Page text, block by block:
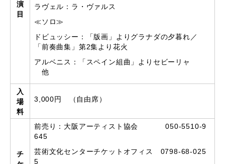
演
目
ラヴェル：ラ・ヴァルス
≪ソロ≫
ドビュッシー：「版画」よりグラナダの夕暮れ／
「前奏曲集」第2集より花火
アルベニス：「スペイン組曲」よりセビーリャ
他
入
場
料
3,000円 （自由席）
チ
前売り：大阪アーティスト協会 050-5510-9
645
芸術文化センターチケットオフィス 0798-68-025
5